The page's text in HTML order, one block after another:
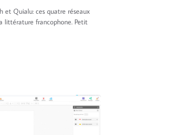
et Quialu: ces quatre réseaux
littérature francophone. Petit